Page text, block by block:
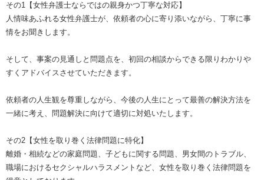
その1【女性弁護士ならではの親身かつ丁寧な対応】
人情味あふれる女性弁護士が、依頼者の心に寄り添いながら、丁寧に事
情をお聞きします。
そして、事案の見通しと問題点を、初回の相談からできる限りわかりや
すくアドバイスさせていただきます。
依頼者の人生観を尊重しながら、今後の人生にとって最善の解決方法を
一緒に考え、問題解決に向けて適切に対処いたします。
その2【女性を取り巻く法律問題に特化】
離婚・相続などの家庭問題、子どもに関する問題、男女間のトラブル、
職場におけるセクシャルハラスメントなど、女性を取り巻く法律問題を